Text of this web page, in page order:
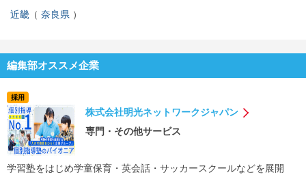
近畿 奈良県
編集部オススメ企業
採用
株式会社明光ネットワークジャパン
専門・その他サービス
学習塾をはじめ学童保育・英会話・サッカースクールなどを展開